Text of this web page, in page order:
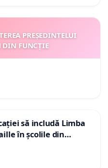
PREȘEDINTELUI
DIN FUNCȚIE
să includă Limba
în școlile din